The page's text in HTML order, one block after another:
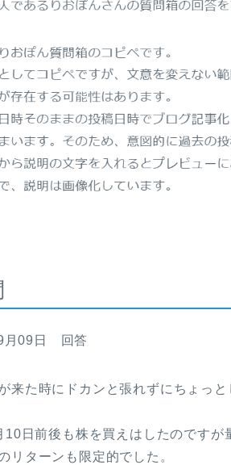
月09日 回答
来た時にドカンと張れずにちょっ
10日前後も株を買えはしたのですが
リターンも限定的でした。